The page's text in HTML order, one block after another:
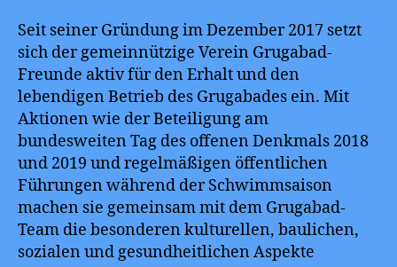
Seit seiner Gründung im Dezember 2017 setzt
sich der gemeinnützige Verein Grugabad-
Freunde aktiv für den Erhalt und den
lebendigen Betrieb des Grugabades ein. Mit
Aktionen wie der Beteiligung am
bundesweiten Tag des offenen Denkmals 2018
und 2019 und regelmäßigen öffentlichen
Führungen während der Schwimmsaison
machen sie gemeinsam mit dem Grugabad-
Team die besonderen kulturellen, baulichen,
sozialen und gesundheitlichen Aspekte